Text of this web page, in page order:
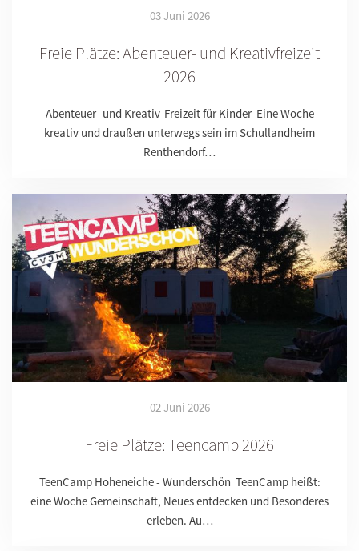
03 Juni 2026
Freie Plätze: Abenteuer- und Kreativfreizeit
2026
Abenteuer- und Kreativ-Freizeit für Kinder Eine Woche
kreativ und draußen unterwegs sein im Schullandheim
Renthendorf…
02 Juni 2026
Freie Plätze: Teencamp 2026
TeenCamp Hoheneiche - Wunderschön TeenCamp heißt:
eine Woche Gemeinschaft, Neues entdecken und Besonderes
erleben. Au…